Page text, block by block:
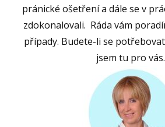
pránické ošetření a dále se v
zdokonalovali. Ráda vám
případy. Budete-li se
jsem tu pro vás.